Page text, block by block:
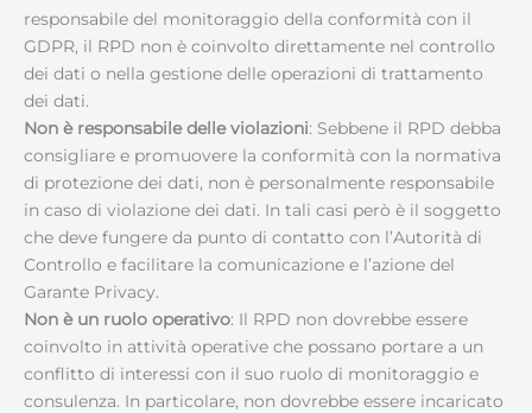
responsabile del monitoraggio della conformità con il
GDPR, il RPD non è coinvolto direttamente nel controllo
dei dati o nella gestione delle operazioni di trattamento
dei dati.
Non è responsabile delle violazioni: Sebbene il RPD debba
consigliare e promuovere la conformità con la normativa
di protezione dei dati, non è personalmente responsabile
in caso di violazione dei dati. In tali casi però è il soggetto
che deve fungere da punto di contatto con l’Autorità di
Controllo e facilitare la comunicazione e l’azione del
Garante Privacy.
Non è un ruolo operativo: Il RPD non dovrebbe essere
coinvolto in attività operative che possano portare a un
conflitto di interessi con il suo ruolo di monitoraggio e
consulenza. In particolare, non dovrebbe essere incaricato